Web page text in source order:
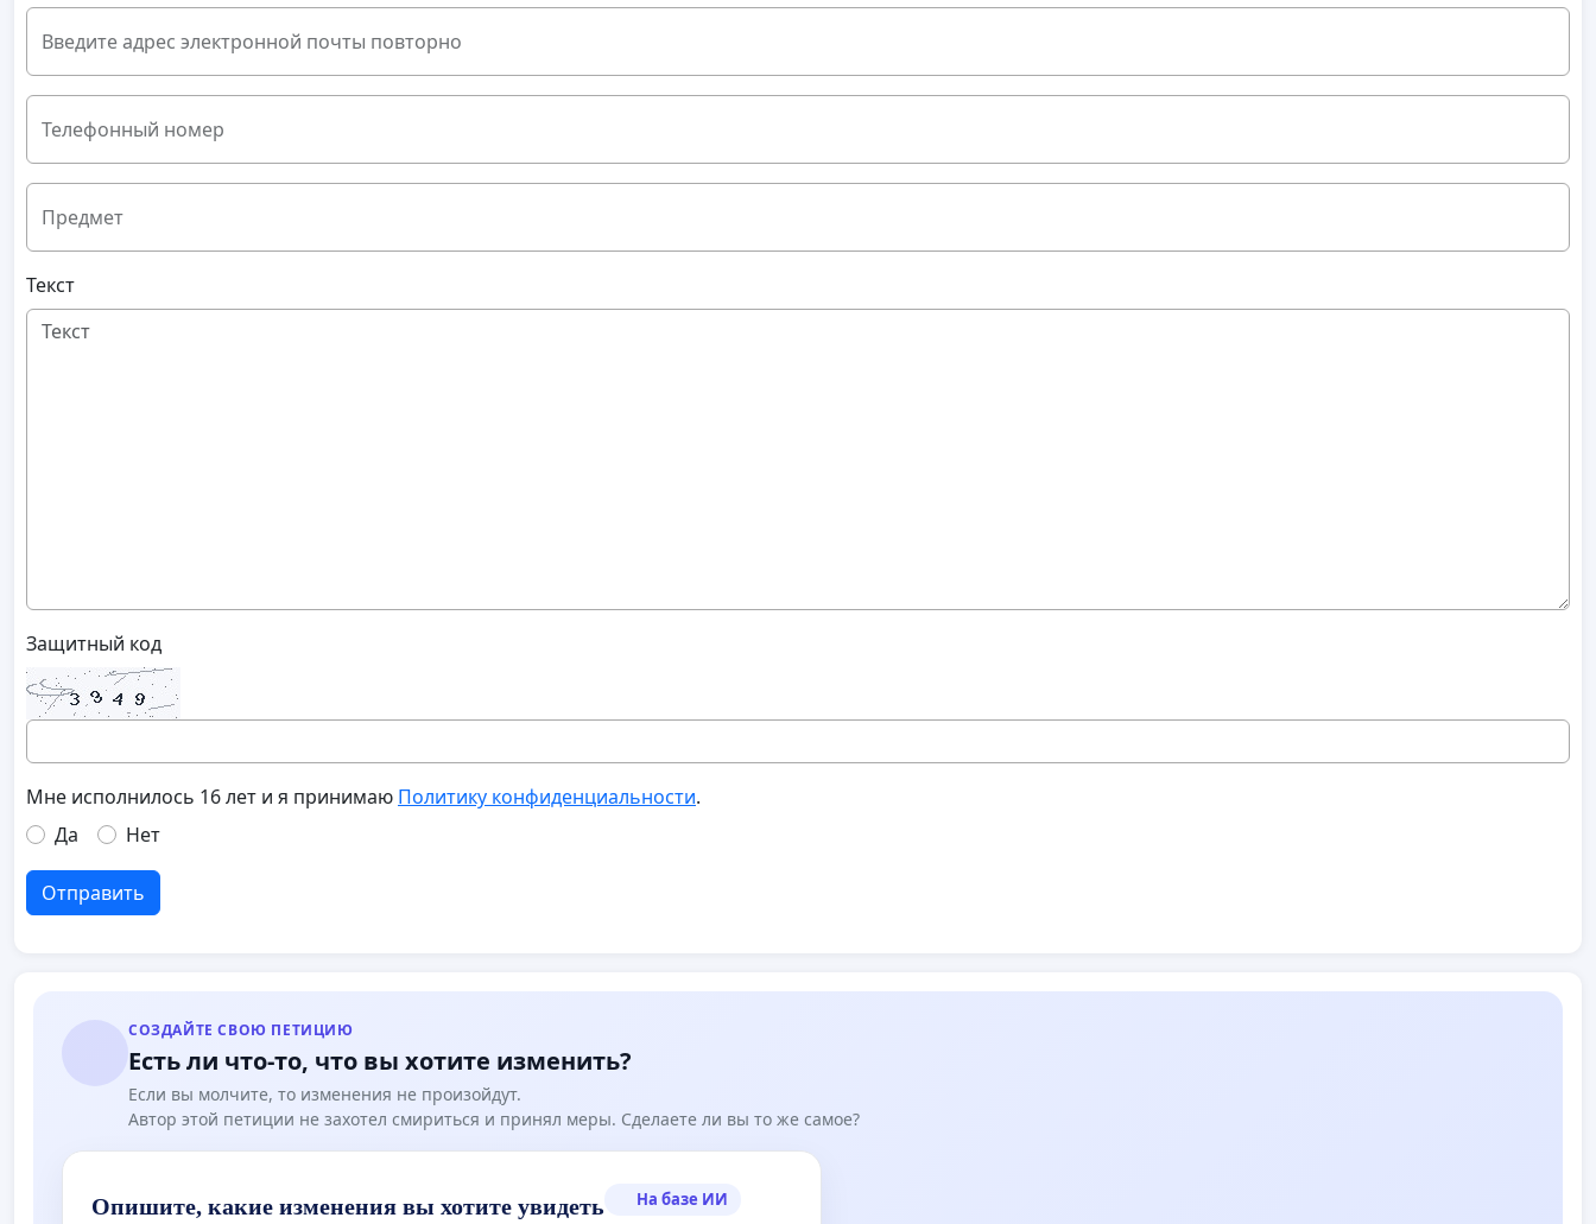
Введите адрес электронной почты повторно
Телефонный номер
Предмет
Текст
Защитный код
Мне исполнилось 16 лет и я принимаю Политику конфиденциальности.
Да
Нет
Отправить
СОЗДАЙТЕ СВОЮ ПЕТИЦИЮ
Есть ли что-то, что вы хотите изменить?
Если вы молчите, то изменения не произойдут.
Автор этой петиции не захотел смириться и принял меры. Сделаете ли вы то же самое?
Опишите, какие изменения вы хотите увидеть На базе ИИ